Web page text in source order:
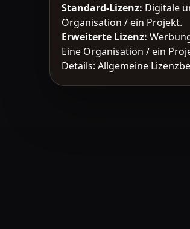
Standard-Lizenz: Digitale
Organisation / ein Projekt.
Erweiterte Lizenz:
Eine Organisation / ein
Details:Allgemeine